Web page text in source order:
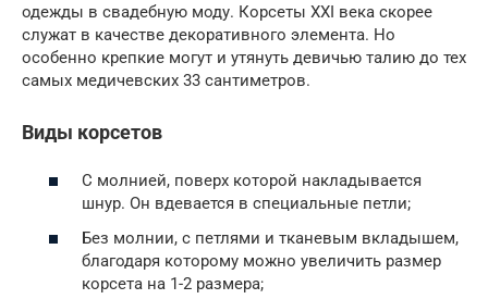
одежды в свадебную моду. Корсеты XXI века скорее
служат в качестве декоративного элемента. Но
особенно крепкие могут и утянуть девичью талию до тех
самых медичевских 33 сантиметров.
Виды корсетов
С молнией, поверх которой накладывается
шнур. Он вдевается в специальные петли;
Без молнии, с петлями и тканевым вкладышем,
благодаря которому можно увеличить размер
корсета на 1-2 размера;